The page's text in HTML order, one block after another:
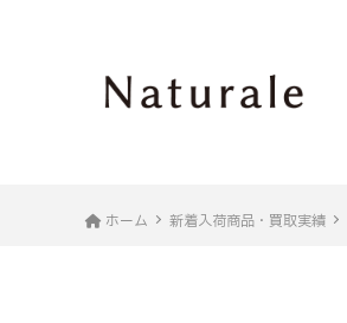
ホーム 新着入荷商品・買取実績